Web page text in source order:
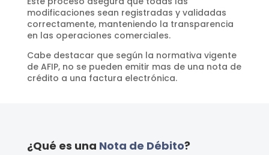
modificaciones sean registradas y validadas
correctamente, manteniendo la transparencia
en las operaciones comerciales.
Cabe destacar que según la normativa vigente
de AFIP, no se pueden emitir mas de una nota de
crédito a una factura electrónica.
¿Qué es una Nota de Débito?